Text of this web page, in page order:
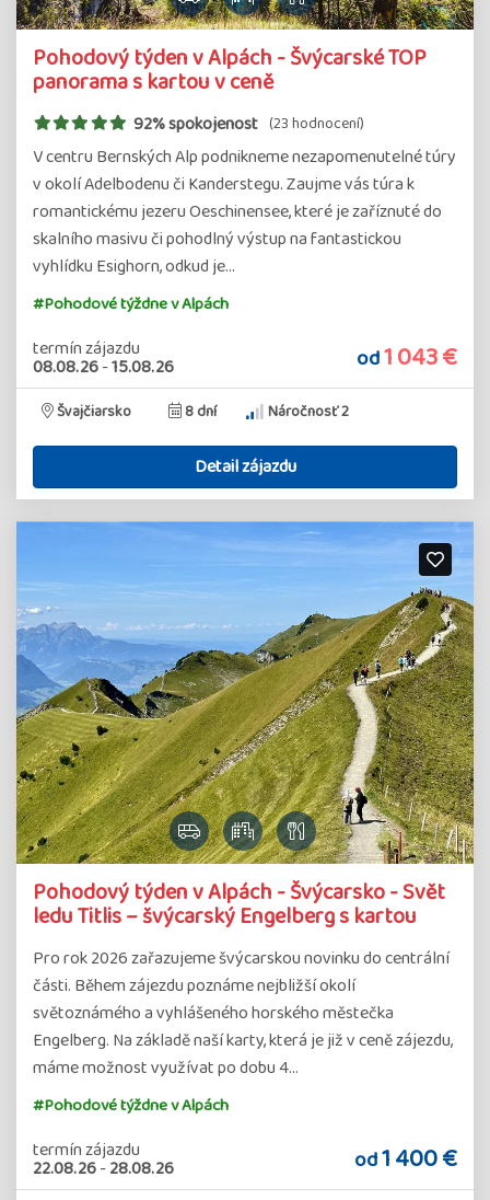
Pohodový týden v Alpách - Švýcarské TOP
panorama s kartou v ceně
92% spokojenost (23 hodnocení)
V centru Bernských Alp podnikneme nezapomenutelné túry
v okolí Adelbodenu či Kanderstegu. Zaujme vás túra k
romantickému jezeru Oeschinensee, které je zaříznuté do
skalního masivu či pohodlný výstup na fantastickou
vyhlídku Esighorn, odkud je…
#Pohodové týždne v Alpách
termín zájazdu
08.08.26-15.08.26 od1 043 €
Švajčiarsko 8 dní Náročnosť 2
Detail zájazdu
Pohodový týden v Alpách - Švýcarsko - Svět
ledu Titlis – švýcarský Engelberg s kartou
Pro rok 2026 zařazujeme švýcarskou novinku do centrální
části. Během zájezdu poznáme nejbližší okolí
světoznámého a vyhlášeného horského městečka
Engelberg. Na základě naší karty, která je již v ceně zájezdu,
máme možnost využívat po dobu 4…
#Pohodové týždne v Alpách
termín zájazdu
22.08.26-28.08.26 od1 400 €